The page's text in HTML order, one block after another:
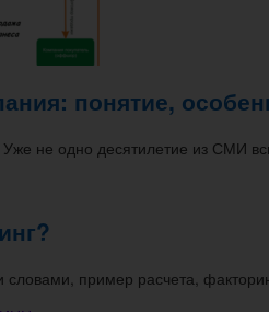
понятие,
не одно десятилетие из СМИ
словами, пример расчета,